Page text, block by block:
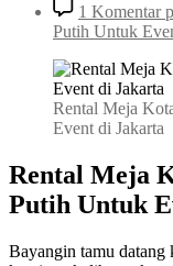
1 Komentar
Putih Untuk
Rental Meja
Event di Jakarta
Rental Meja
Putih Untuk
Bayangin tamu datang